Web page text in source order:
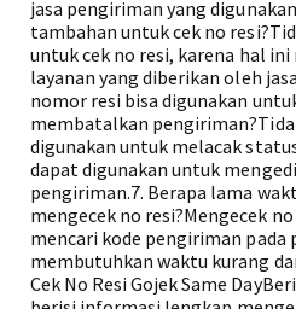
jasa pengiriman yang
tambahan untuk cek no
untuk cek no resi, karena hal
layanan yang diberikan oleh
nomor resi bisa digunakan
membatalkan
digunakan untuk melacak
dapat digunakan untuk
pengiriman.7. Berapa lama
mengecek no resi?Mengecek
mencari kode pengiriman pada
membutuhkan waktu kurang
Cek No Resi Gojek Same